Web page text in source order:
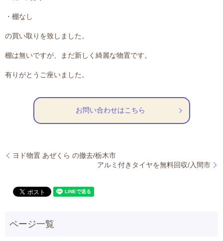
・棚なし
の買い取りを致しました。
棚は無いですが、まだ新しく綺麗な物置です。
有りがとうご座いました。
お問い合わせはこちら
ヨド物置 あぜくら の撤去/栃木市
アルミ付きタイヤを無料回収/入間市